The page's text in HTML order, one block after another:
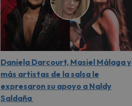
Daniela Darcourt, Masiel Málaga y
más artistas de la salsa le
expresaron su apoyo a Naldy
Saldaña